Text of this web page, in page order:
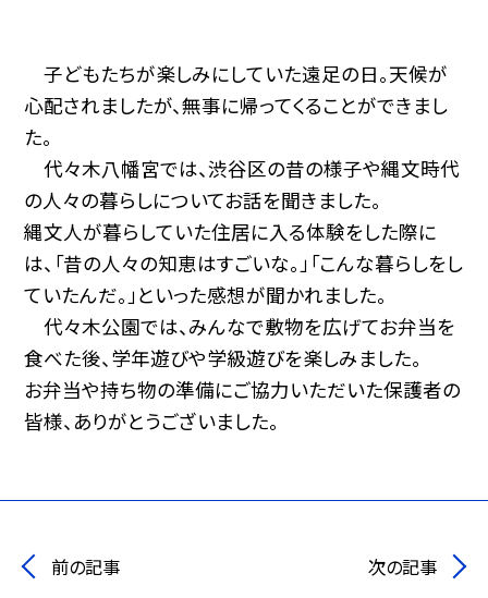
子どもたちが楽しみにしていた遠足の日。天候が
心配されましたが、無事に帰ってくることができまし
た。
代々木八幡宮では、渋谷区の昔の様子や縄文時代
の人々の暮らしについてお話を聞きました。
縄文人が暮らしていた住居に入る体験をした際に
は、「昔の人々の知恵はすごいな。」「こんな暮らしをし
ていたんだ。」といった感想が聞かれました。
代々木公園では、みんなで敷物を広げてお弁当を
食べた後、学年遊びや学級遊びを楽しみました。
お弁当や持ち物の準備にご協力いただいた保護者の
皆様、ありがとうございました。
前の記事 次の記事